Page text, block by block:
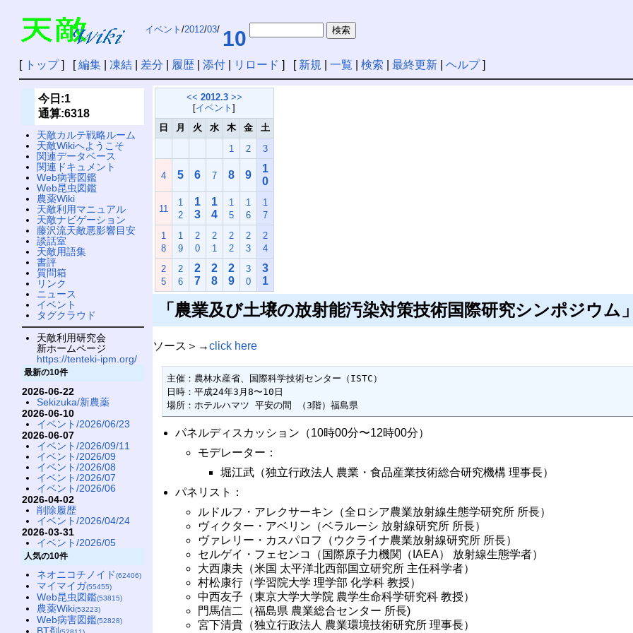
イベント /2012/03/ 10
[ トップ] [編集| 凍結| 差分 履歴| 添付| リロード ] [ 新規 一覧 検索 最終更新| ヘルプ]
<< 2012.3 >>
[イベント]
日
月 火 水 木 金
土
1
2 3
4 5 6 7 8 9
1
0
11
1
2
1
3
1
4
1
5
1
6
1
7
1
8
1
9
2
0
2
1
2
2
2
3
2
4
2
5
2
6
2
7
2
8
2
9
3
0
3
1
「農業及び土壌の放射能汚染対策技術国際研究シンポジウム
ソース＞→click here
主催：農林水産省、国際科学技術センター（ISTC）
日時：平成24年3月8〜10日
場所：ホテルハマツ 平安の間 （3階）福島県
パネルディスカッション（10時00分〜12時00分）
モデレーター：
堀江武（独立行政法人 農業・食品産業技術総合研究機構 理事長）
パネリスト：
ルドルフ・アレクサーキン（全ロシア農業放射線生態学研究所 所長）
ヴィクター・アベリン（ベラルーシ 放射線研究所 所長）
ヴァレリー・カスパロフ（ウクライナ農業放射線研究所 所長）
セルゲイ・フェセンコ（国際原子力機関（IAEA） 放射線生態学者）
大西康夫（米国 太平洋北西部国立研究所 主任科学者）
村松康行（学習院大学 理学部 化学科 教授）
中西友子（東京大学大学院 農学生命科学研究科 教授）
門馬信二（福島県 農業総合センター 所長)
宮下清貴（独立行政法人 農業環境技術研究所 理事長）
今日:1
通算:6318
天敵カルテ戦略ルーム
天敵Wikiへようこそ
関連データベース
関連ドキュメント
Web病害図鑑
Web昆虫図鑑
農薬Wiki
天敵利用マニュアル
天敵ナビゲーション
藤沢流天敵悪影響目安
談話室
天敵用語集
書評
質問箱
リンク
ニュース
イベント
タグクラウド
天敵利用研究会
新ホームページ
https://tenteki-ipm.org/
最新の10件
2026-06-22
Sekizuka/新農薬
2026-06-10
イベント/2026/06/23
2026-06-07
イベント/2026/09/11
イベント/2026/09
イベント/2026/08
イベント/2026/07
イベント/2026/06
2026-04-02
削除履歴
イベント/2026/04/24
2026-03-31
イベント/2026/05
人気の10件
ネオニコチノイド(62406)
マイマイガ(55455)
Web昆虫図鑑(53815)
農薬Wiki(53223)
Web病害図鑑(52828)